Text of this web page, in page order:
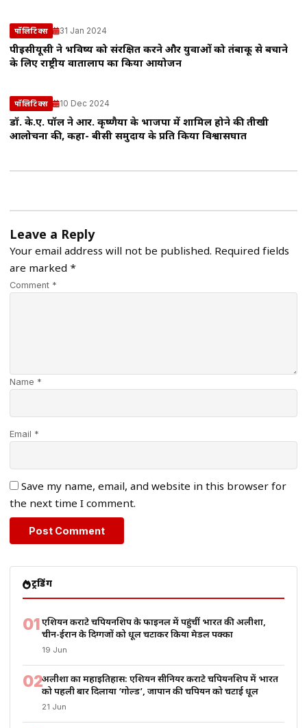
पॉलिटिक्स 31 Jan 2024
पीईसीयूसी ने भविष्य को संरक्षित करने और युवाओं को तंबाकू से बचाने
के लिए राष्ट्रीय वार्तालाप का किया आयोजन
पॉलिटिक्स 10 Dec 2024
डॉ. के.ए. पॉल ने आर. कृष्णैया के भाजपा में शामिल होने की तीखी
आलोचना की, कहा- बीसी समुदाय के प्रति किया विश्वासघात
Leave a Reply
Your email address will not be published. Required fields
are marked *
Comment *
Name *
Email *
Save my name, email, and website in this browser for
the next time I comment.
ट्रेंडिंग
01एशियन कराटे चैंपियनशिप के फाइनल में पहुंचीं भारत की अलीशा,
चीन-ईरान के दिग्गजों को धूल चटाकर किया मेडल पक्का
19 Jun
02अलीशा का महाइतिहास: एशियन सीनियर कराटे चैंपियनशिप में भारत
को पहली बार दिलाया ‘गोल्ड’, जापान की चैंपियन को चटाई धूल
21 Jun